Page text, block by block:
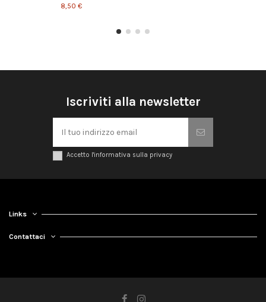
8,50 €
Iscriviti alla newsletter
Accetto l'informativa sulla privacy
Links
Contattaci